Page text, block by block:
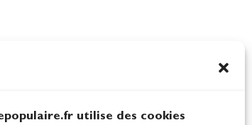
utilise des cookies
100% Glisse - Écoles